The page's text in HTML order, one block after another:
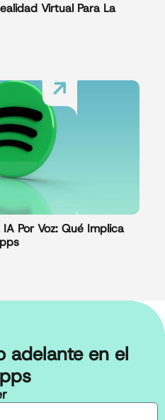
Virtual Para La
Por Voz: Qué Implica
adelante en el